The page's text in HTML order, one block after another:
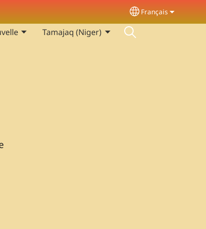
Select your
Français
Tamajaq (Niger)